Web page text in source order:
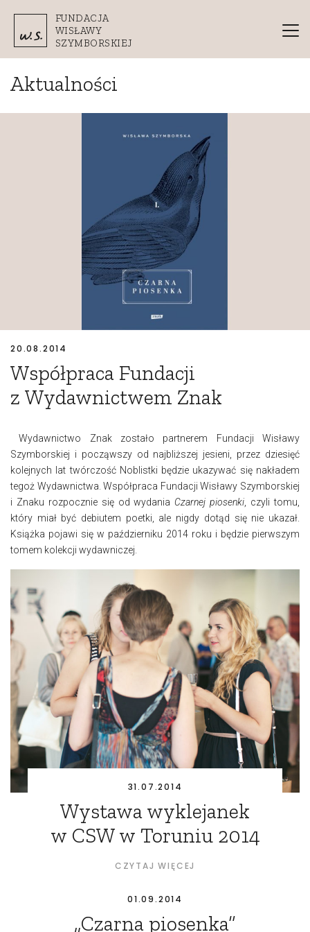
FUNDACJA
WISŁAWY
SZYMBORSKIEJ
Aktualności
20.08.2014
Współpraca Fundacji
z Wydawnictwem Znak
Wydawnictwo Znak zostało partnerem Fundacji Wisławy
Szymborskiej i począwszy od najbliższej jesieni, przez dziesięć
kolejnych lat twórczość Noblistki będzie ukazywać się nakładem
tegoż Wydawnictwa. Współpraca Fundacji Wisławy Szymborskiej
i Znaku rozpocznie się od wydania Czarnej piosenki , czyli tomu,
który miał być debiutem poetki, ale nigdy dotąd się nie ukazał.
Książka pojawi się w październiku 2014 roku i będzie pierwszym
tomem kolekcji wydawniczej.
31.07.2014
Wystawa wyklejanek
w CSW w Toruniu 2014
CZYTAJ WIĘCEJ
01.09.2014
„Czarna piosenka”